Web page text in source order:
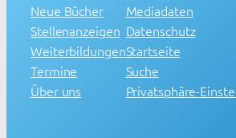
Neue Bücher
Stellenanzeigen
Weiterbildungen
Termine
Über uns
Mediadaten
Datenschutz
Startseite
Suche
Privatsphäre-